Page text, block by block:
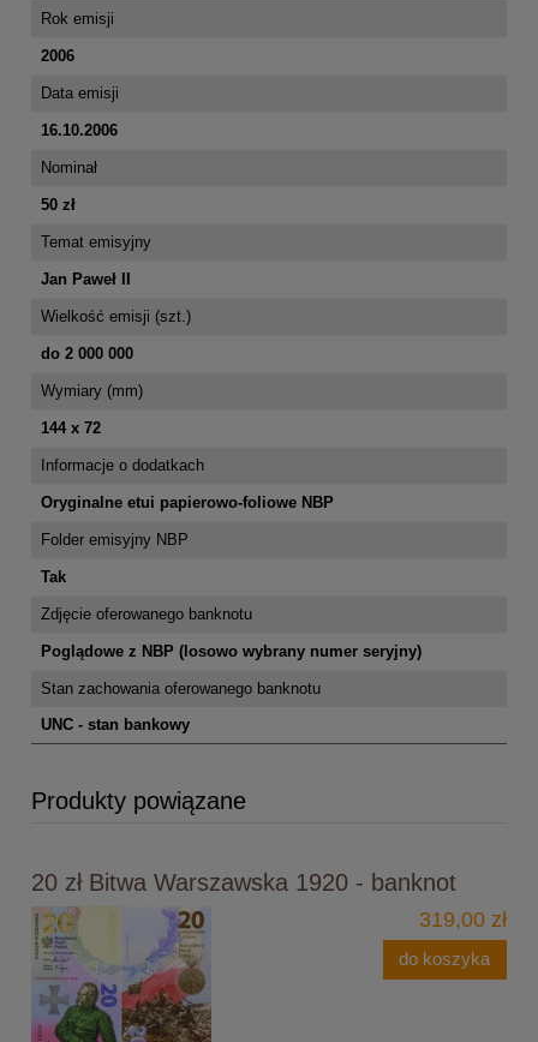
Rok emisji
2006
Data emisji
16.10.2006
Nominał
50 zł
Temat emisyjny
Jan Paweł II
Wielkość emisji (szt.)
do 2 000 000
Wymiary (mm)
144 x 72
Informacje o dodatkach
Oryginalne etui papierowo-foliowe NBP
Folder emisyjny NBP
Tak
Zdjęcie oferowanego banknotu
Poglądowe z NBP (losowo wybrany numer seryjny)
Stan zachowania oferowanego banknotu
UNC - stan bankowy
Produkty powiązane
20 zł Bitwa Warszawska 1920 - banknot
319,00 zł
do koszyka